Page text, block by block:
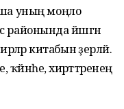
уның моңло
йәшәгән
китабын әҙерләй.
әхирәттәренең